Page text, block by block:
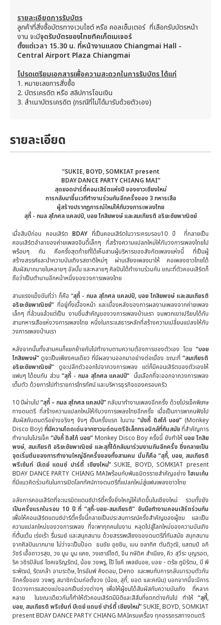
รายละเอียดการรับบัตร
ลูกค้าที่สั่งซื้อบัตรทางเวบไซต์ หรือ คอลเซ็นเตอร์ ที่เลือกรับบัตรหน้า
งาน จะมีจุดรับบัตรของไทยทิคเก็ตเมเจอร์
ตั้งแต่เวลา 15.30 น. ที่หน้างานแสดง Chiangmai Hall -
Central Airport Plaza Chiangmai
โปรดเตรียมเอกสารเพื่อความสะดวกในการรับบัตร ได้แก่
1. หมายเลขการสั่งซื้อ
2. บัตรเครดิต หรือ สลิปการโอนเงิน
3. สำเนาบัตรเครดิต (กรณีที่ไม่ได้มารับด้วยตัวเอง)
รายละเอียด
“SUKIE, BOYD, SOMKIAT present
BDAY DANCE PARTY CHIANG MAI”
สุดยอดปาร์ตี้คอนเสิร์ตแห่งปีของชาวเชียงใหม่
การกลับมาขึ้นเวทีทำงานร่วมกันอีกครั้งของ 3 ทหารเสือ
ผู้สร้างปรากฏการณ์ใหม่ให้กับวงการเพลงไทย
สุกี้ - กมล สุโกศล แคลปป์, บอยโกสิยพงษ์ และสมเกียรติ อริยะชัยพาณิชย์
เมื่อสิบปีก่อน คอนเสิร์ต BDAYที่เป็นคอนเสิร์ตในวาระครบรอบ10 ปี ที่กลายเป็น
คอนเสิร์ตอำลาของค่ายเพลงอินดี้เล็กๆ ที่สร้างความแปลกใหม่ให้กับวงการเพลงไทยไป
พร้อมๆ กัน คือครั้งสุดท้ายที่ได้เห็นสามผู้บริหารของสังกัดเพลงแห่งนี้ ที่เป็นผู้
สร้างสรรค์และนำความบันเทิงรสชาติใหม่ๆ ผ่านเสียงเพลงมาให้ คอเพลงชาวไทยได้
สัมผัสมากมายในหลายๆ อัลบั้ม และหลายๆ ศิลปินได้ทำงานร่วมกัน ขณะที่ตัวคอนเสิร์ตก็
ถือว่าเป็นตำนานอีกหน้าหนึ่งของวงการเพลงไทย
สามแรงแข็งขันที่ว่า ก็คือ “สุกี้ - กมล สุโกศล แคลปป์, บอย โกสิยพงษ์ และสมเกียรติ
อริยะชัยพาณิชย์” ที่อยู่ทั้งเบื้องหน้า และเบื้องหลังของการผลงานเพลงจากค่ายเพลง
เล็กๆ ที่ล้วนแล้วแต่เป็น งานชิ้นสำคัญของวงการเพลงบ้านเรา จนพวกเขาเปรียบได้กับ
สามทหารเสือแห่งวงการเพลงไทย หนึ่งในกระแสธารหลักที่สร้างความเปลี่ยนแปลงให้กับ
วงการเพลงบ้านเรา
หลังจากนั้นทั้งสามคนก็แยกย้ายกันไปทำงานตามความต้องการของตัวเอง โดย “บอย
โกสิยพงษ์” ดูจะเป็นเพียงคนเดียว ที่มีผลงานออกมาอย่างต่อเนื่อง ขณะที่ “สมเกียรติ
อริยะชัยพาณิชย์” ดูจะปลีกตัวออกไปจากวงการเพลง แต่ก็มีคอนเสิร์ตของตัวเองให้
แฟนๆ ได้ชมกัน ส่วน“สุกี้ - กมล สุโกศล แคลปป์” นั้นเลือกที่จะออกจากวงการเพลง
เต็มตัว ด้วยการไปทำรายการโทรทัศน์ และบริหารธุรกิจของครอบครัว
10 ปีผ่านไป “สุกี้ – กมล สุโกศล แคลปป์”กลับมาทำงานเพลงอีกครั้ง ด้วยโปรเจ็คพิเศษ
ทางดนตรี ที่สร้างความแปลกใหม่ให้กับวงการเพลงไทยอีกครั้ง เมื่อเป็นการพาคนฟังไป
สัมผัสกับดนตรีอย่างจริงๆ จังๆ เป็นครั้งแรก ในนาม “มังกีดิสโกบอย” (Monkey
Disco Boy) ที่มีความโดดเด่นจากซาวนด์ดนตรีอิเล็กทรอนิกส์ที่ทันสมัยที่สำคัญการ
ทำงานในโปรเจ็ค “มังกีดิสโก บอย” Monkey Disco Boy ครั้งนี้ ยังทำให้ บอย โกสิย
พงษ์, สมเกียรติ อริยะชัยพาณิชย์ และสุกี้ได้กลับมาร่วมงานกันอีกครั้ง ซึ่งกลายเป็น
จุดเริ่มต้นของการทำงานใหญ่อีกครั้งของทั้งสามคน นั่นก็คือ “สุกี้, บอย, สมเกียรติ
พรีเซ้นท์ บีเดย์ แดนซ์ ปาร์ตี้ เชียงใหม่”SUKIE, BOYD, SOMKIAT present
BDAY DANCE PARTY CHIANG MAIพร้อมกับพันธมิตรรายสำคัญอย่างไฮเนเก้น
ที่มีแนวคิดร่วมกันในการเปิดโลกทัศน์ทางดนตรีที่แปลกใหม่สู่แฟนเพลงชาวไทย
อลังการคอนเสิร์ตที่จะเนรมิตแดนซ์ปาร์ตี้ครั้งยิ่งใหญ่ให้เกิดขึ้นในเชียงใหม่ รวมทั้งยัง
เป็นครั้งแรกในรอบ 10 ปี ที่ “สุกี้-บอย-สมเกียรติ” จับมือทำงานคอนเสิร์ตร่วมกัน
เพื่อให้คอนเสิร์ตแดนซ์ปาร์ตี้ครั้งนี้กลายเป็นประสบการณ์ครั้งสำคัญของผู้ชม และเป็น
ความแปลกใหม่ของวงการเพลง ที่จะพาทุกคนในงาน หลุดไปสู่โลกใหม่ของความบันเทิง
ที่ตื่นเต้น เร่งเร้า รื่นรมย์ และสนุกสนาน ด้วยสรรพเสียงของดนตรีที่ทันสมัย สนุกสนาน
จากศิลปินมากมาย ไม่ว่าจะเป็นป๊อด ธนชัย อุชชิน, เบน ชลาทิศ ตันติวุฒิ, แสตมป์ อภิ
วัชร์ เอื้อถาวรสุข, วง บูม บูม แคช, วงเซาธ์ไซด์, จีน กษิดิศ สำเนียง, คิว สุวีระ บุญรอด,
ริค วชิรปิลันธ์ โชคเจริญรัตน์, น้อย วงพรู, โป้ โยคี เพลย์บอย, บอย - ตรัย ภูมิรัตน, บี พี
ระพัฒน์, รัดเกล้า อามระดิษ, ไทรอัมพ์ คิงดอม, Deno และพบกับการกลับมารวมตัวกัน
อีกครั้งของ วงพรู สมาชิกร่วมก่อตั้งวง (น้อย, สุกี้, ยอด และคณิน) นอกจากนี้จะมีการ
จัดวางการแสดงแบ่งออกเป็นช่วงต่างๆ เพื่อให้ผู้ชมได้สัมผัสกับความบันเทิง ที่หลาก
หลาย ในขณะเดียวกันก็ทำให้ตัวคอนเสิร์ตมีมิติและสีสันที่แตกต่างกันไป ทำให้ “สุกี้,
บอย, สมเกียรติ พรีเซ้นท์ บีเดย์ แดนซ์ ปาร์ตี้ เชียงใหม่” SUKIE, BOYD, SOMKIAT
present BDAY DANCE PARTY CHIANG MAIครบเครื่อง ทุกอรรถรสทางดนตรี